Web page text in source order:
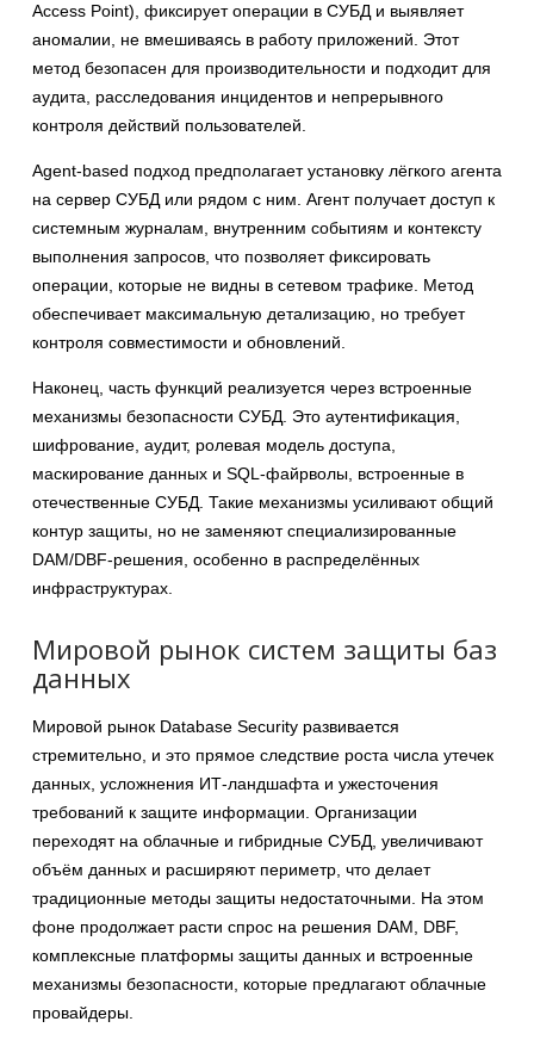
Access Point), фиксирует операции в СУБД и выявляет
аномалии, не вмешиваясь в работу приложений. Этот
метод безопасен для производительности и подходит для
аудита, расследования инцидентов и непрерывного
контроля действий пользователей.
Agent‑based подход предполагает установку лёгкого агента
на сервер СУБД или рядом с ним. Агент получает доступ к
системным журналам, внутренним событиям и контексту
выполнения запросов, что позволяет фиксировать
операции, которые не видны в сетевом трафике. Метод
обеспечивает максимальную детализацию, но требует
контроля совместимости и обновлений.
Наконец, часть функций реализуется через встроенные
механизмы безопасности СУБД. Это аутентификация,
шифрование, аудит, ролевая модель доступа,
маскирование данных и SQL-файрволы, встроенные в
отечественные СУБД. Такие механизмы усиливают общий
контур защиты, но не заменяют специализированные
DAM/DBF-решения, особенно в распределённых
инфраструктурах.
Мировой рынок систем защиты баз
данных
Мировой рынок Database Security развивается
стремительно, и это прямое следствие роста числа утечек
данных, усложнения ИТ-ландшафта и ужесточения
требований к защите информации. Организации
переходят на облачные и гибридные СУБД, увеличивают
объём данных и расширяют периметр, что делает
традиционные методы защиты недостаточными. На этом
фоне продолжает расти спрос на решения DAM, DBF,
комплексные платформы защиты данных и встроенные
механизмы безопасности, которые предлагают облачные
провайдеры.